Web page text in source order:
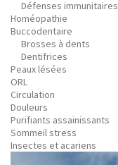
Défenses immunitaires
Homéopathie
Buccodentaire
Brosses à dents
Dentifrices
Peaux lésées
ORL
Circulation
Douleurs
Purifiants assainissants
Sommeil stress
Insectes et acariens